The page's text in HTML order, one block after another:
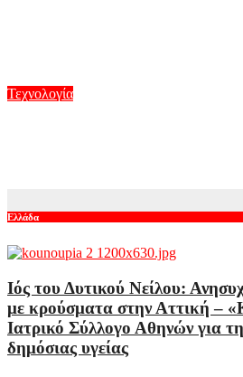
Τεχνολογία
Ελλάδα
Ιός του Δυτικού Νείλου:
με κρούσματα στην Αττική –
Ιατρικό Σύλλογο Αθηνών για
δημόσιας υγείας